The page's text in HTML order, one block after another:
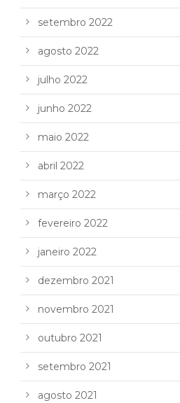
setembro 2022
agosto 2022
julho 2022
junho 2022
maio 2022
abril 2022
março 2022
fevereiro 2022
janeiro 2022
dezembro 2021
novembro 2021
outubro 2021
setembro 2021
agosto 2021